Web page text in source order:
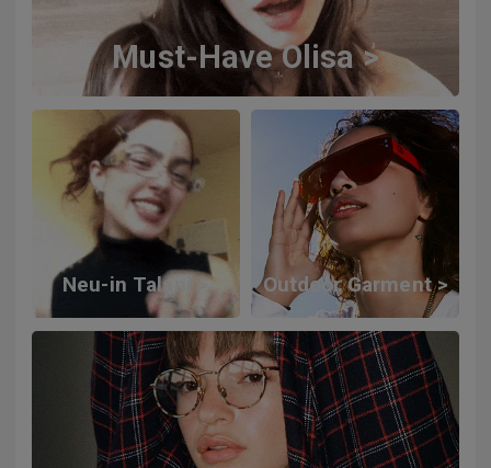
Must-Have Olisa >
Neu-in Talani > Outdoor Garment >